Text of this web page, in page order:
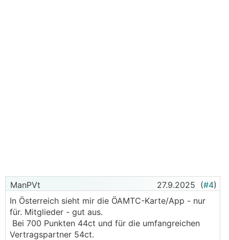
ManPVt 27.9.2025 (#4)
In Österreich sieht mir die ÖAMTC-Karte/App - nur
für. Mitglieder - gut aus.
Bei 700 Punkten 44ct und für die umfangreichen
Vertragspartner 54ct.